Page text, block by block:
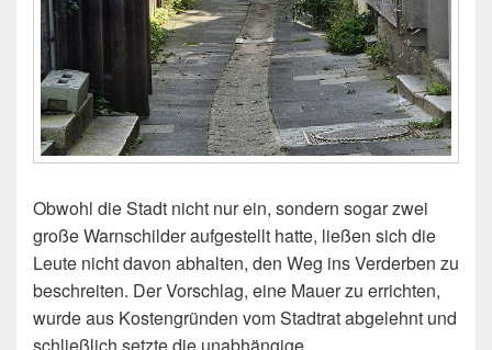
Obwohl die Stadt nicht nur ein, sondern sogar zwei
große Warnschilder aufgestellt hatte, ließen sich die
Leute nicht davon abhalten, den Weg ins Verderben zu
beschreiten. Der Vorschlag, eine Mauer zu errichten,
wurde aus Kostengründen vom Stadtrat abgelehnt und
schließlich setzte die unabhängige